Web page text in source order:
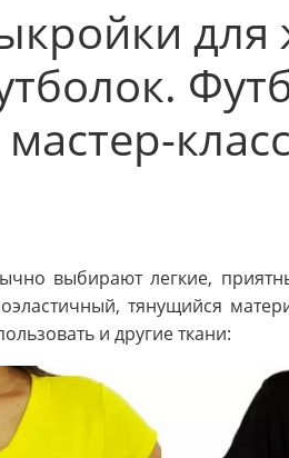
для
выбирают легкие,
тянущийся
и другие ткани: